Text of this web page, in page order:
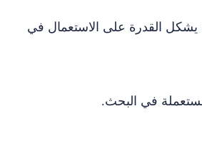
القدرة على الاستعمال في
في البحث.